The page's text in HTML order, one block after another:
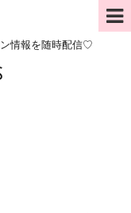
情報を随時配信♡